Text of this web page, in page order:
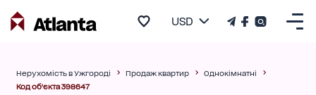
USD
Нерухомість в Ужгороді Продаж квартир
Однокімнатні
Код об'єкта 398647